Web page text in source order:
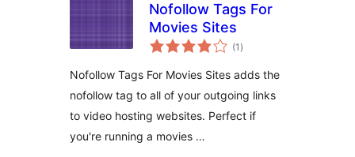
Nofollow Tags For
Movies Sites
(1 total
ratings
)
Nofollow Tags For Movies Sites adds the
nofollow tag to all of your outgoing links
to video hosting websites. Perfect if
you're running a movies …